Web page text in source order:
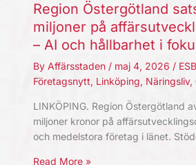
Region Östergötland
miljoner på
– AI och hållbarhet i
By Affärsstaden / maj 4, 2026 /
Företagsnytt, Linköping, Näringsliv,
LINKÖPING. Region Östergötland
miljoner kronor på
och medelstora företag i länet.
Read More »